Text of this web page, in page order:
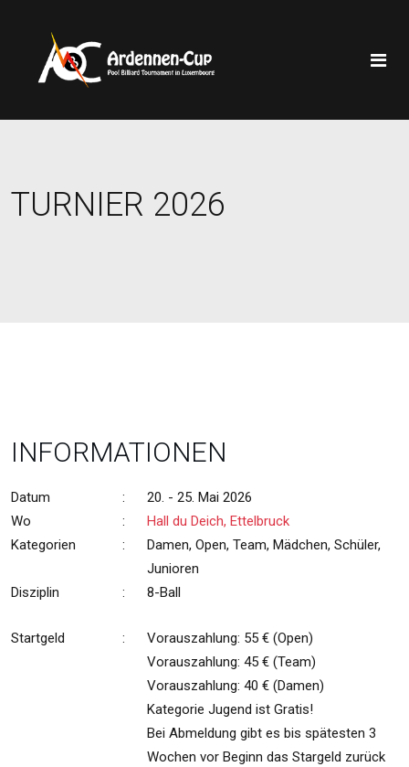
TURNIER 2026
INFORMATIONEN
Datum :
20. - 25. Mai 2026
Wo
:
Hall du Deich, Ettelbruck
Kategorien
:
Damen, Open, Team, Mädchen, Schüler,
Junioren
Disziplin
: 8-Ball
Startgeld :
Vorauszahlung: 55 € (Open)
Vorauszahlung: 45 € (Team)
Vorauszahlung: 40 € (Damen)
Kategorie Jugend ist Gratis!
Bei Abmeldung gibt es bis spätesten 3
Wochen vor Beginn das Stargeld zurück